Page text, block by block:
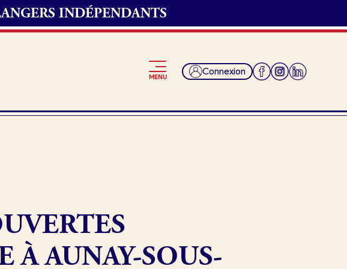
INDÉPENDANTS
MENU Connexion
À AUNAY-SOUS-